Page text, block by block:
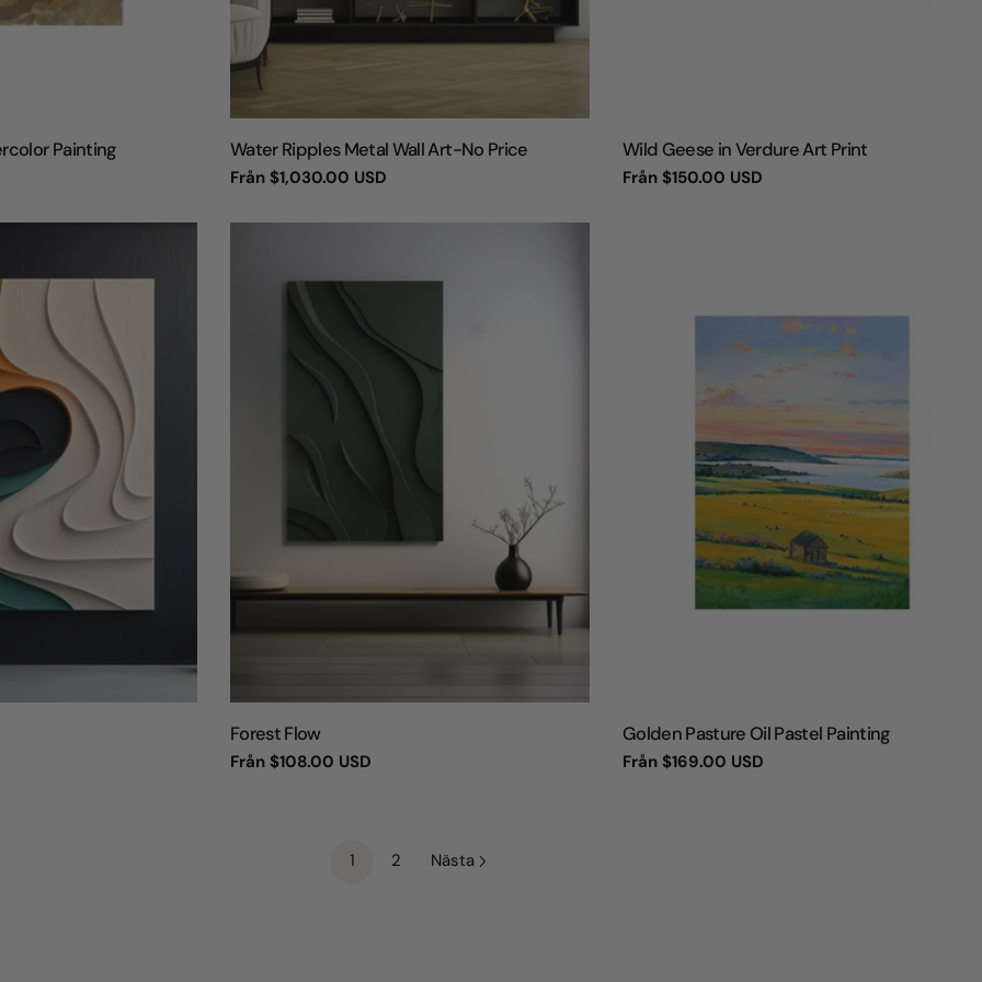
Painting TYP:
Water Ripples Metal Wall Art-No Price
Vanligt
Från $1,030.00 USD
TYP:
Wild Geese in Verdure Art Print
Vanligt
Från $150.00 USD
TYP:
Forest Flow
Vanligt
Från $108.00 USD
TYP:
Golden Pasture Oil Pastel Painting
Vanligt
Från $169.00 USD
1 2 Nästa